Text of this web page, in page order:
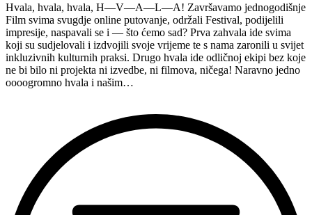
Hvala, hvala, hvala, H—V—A—L—A! Završavamo jednogodišnje
Film svima svugdje online putovanje, održali Festival, podijelili
impresije, naspavali se i — što ćemo sad? Prva zahvala ide svima
koji su sudjelovali i izdvojili svoje vrijeme te s nama zaronili u svijet
inkluzivnih kulturnih praksi. Drugo hvala ide odličnoj ekipi bez koje
ne bi bilo ni projekta ni izvedbe, ni filmova, ničega! Naravno jedno
oooogromno hvala i našim…